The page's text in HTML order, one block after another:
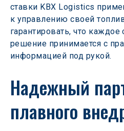
ставки KBX Logistics
к управлению своей
гарантировать, что каждое
решение принимается с
информацией под рукой.
Надежный
плавного